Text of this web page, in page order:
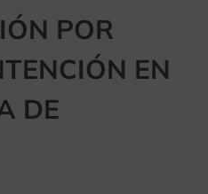
POR
EN
DE